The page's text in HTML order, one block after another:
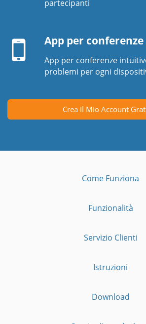
partecipanti
mobileApp per
App per conferenze
problemi per ogni
Crea il Mio Account
Come Funziona
Funzionalità
Servizio Clienti
Istruzioni
Download